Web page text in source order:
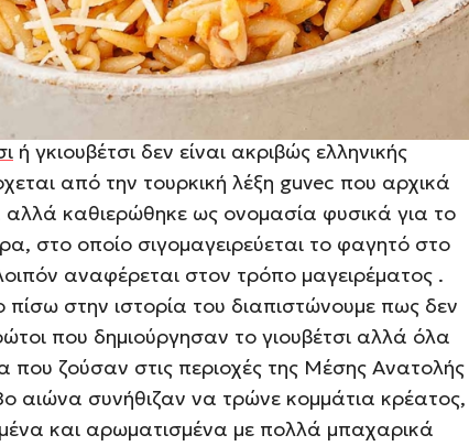
διαδρομή όπως θα δούμε παρακάτω.
στα τούρκικα
ή γκιουβέτσι δεν είναι ακριβώς ελληνικής
από την τουρκική λέξη guvec που αρχικά
αλλά καθιερώθηκε ως ονομασία φυσικά για το
στο οποίο σιγομαγειρεύεται το φαγητό στο
αναφέρεται στον τρόπο μαγειρέματος .
στην ιστορία του διαπιστώνουμε πως δεν
που δημιούργησαν το γιουβέτσι αλλά όλα
που ζούσαν στις περιοχές της Μέσης Ανατολής
αιώνα συνήθιζαν να τρώνε κομμάτια κρέατος,
και αρωματισμένα με πολλά μπαχαρικά